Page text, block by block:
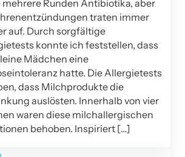
mehrere Runden Antibiotika, aber
traten immer
auf. Durch sorgfältige
konnte ich feststellen, dass
Mädchen eine
hatte. Die Allergietests
dass Milchprodukte die
auslösten. Innerhalb von vier
waren diese milchallergischen
behoben. Inspiriert […]